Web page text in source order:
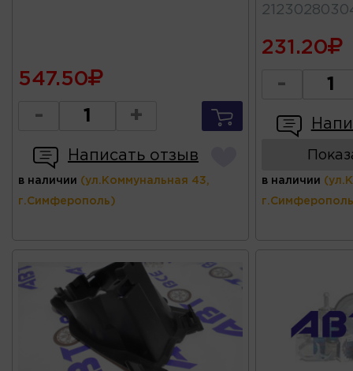
547.50
- +
Написать отзыв
в наличии (ул.Коммунальная 43,
г.Симферополь)
231.20
-
в наличии